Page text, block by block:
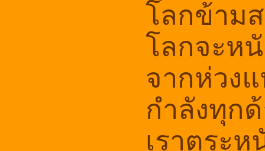
โลกข้าม
โลกจะห
จากห่วง
กำลังทุก
เราตระห